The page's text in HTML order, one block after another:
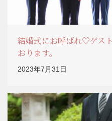
結婚式にお呼ばれ♡ゲス
おります。
2023年7月31日